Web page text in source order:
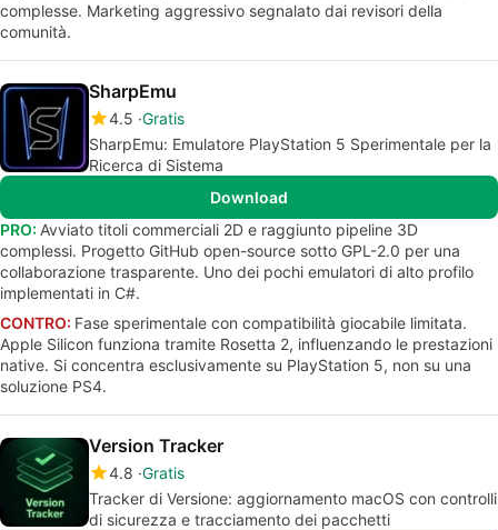
complesse. Marketing aggressivo segnalato dai revisori della
comunità.
SharpEmu
4.5 Gratis
SharpEmu: Emulatore PlayStation 5 Sperimentale per la
Ricerca di Sistema
Download
PRO: Avviato titoli commerciali 2D e raggiunto pipeline 3D
complessi. Progetto GitHub open-source sotto GPL-2.0 per una
collaborazione trasparente. Uno dei pochi emulatori di alto profilo
implementati in C#.
CONTRO: Fase sperimentale con compatibilità giocabile limitata.
Apple Silicon funziona tramite Rosetta 2, influenzando le prestazioni
native. Si concentra esclusivamente su PlayStation 5, non su una
soluzione PS4.
Version Tracker
4.8 Gratis
Tracker di Versione: aggiornamento macOS con controlli
di sicurezza e tracciamento dei pacchetti